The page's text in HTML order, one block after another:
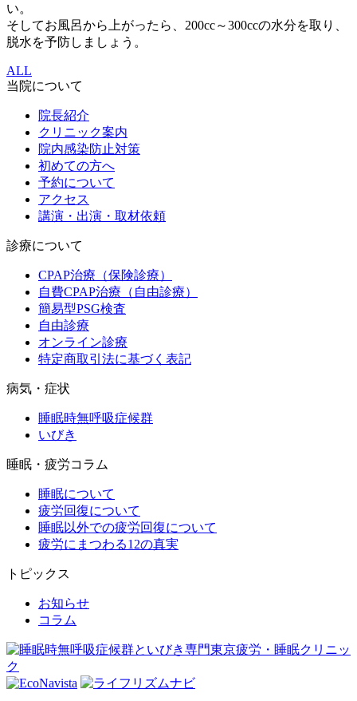
い。
そしてお風呂から上がったら、200cc～300ccの水分を取り、
脱水を予防しましょう。
ALL
当院について
院長紹介
クリニック案内
院内感染防止対策
初めての方へ
予約について
アクセス
講演・出演・取材依頼
診療について
CPAP治療（保険診療）
自費CPAP治療（自由診療）
簡易型PSG検査
自由診療
オンライン診療
特定商取引法に基づく表記
病気・症状
睡眠時無呼吸症候群
いびき
睡眠・疲労コラム
睡眠について
疲労回復について
睡眠以外での疲労回復について
疲労にまつわる12の真実
トピックス
お知らせ
コラム